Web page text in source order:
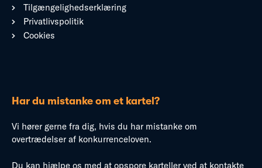
Tilgængelighedserklæring
Privatlivspolitik
Cookies
Har du mistanke om et kartel?
Vi hører gerne fra dig, hvis du har mistanke om
overtrædelser af konkurrenceloven.
Du kan hjælpe os med at opspore karteller ved at kontakte